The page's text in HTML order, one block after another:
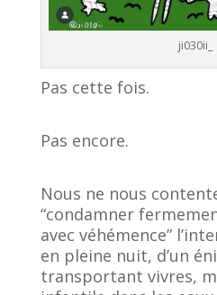
ji030ii_
Pas cette fois.
Pas encore.
Nous ne nous
“condamner
avec véhémence”
en pleine nuit, d’un
transportant vivres,